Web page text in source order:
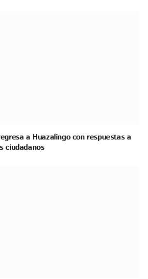
a Huazalingo con respuestas a
ciudadanos